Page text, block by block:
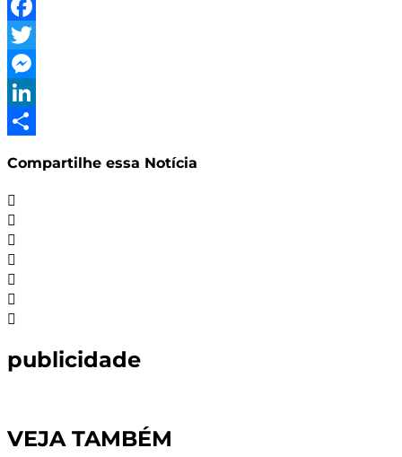
WhatsApp
Facebook
Twitter
Messenger
LinkedIn
Compartilhe essa Notícia
publicidade
VEJA TAMBÉM